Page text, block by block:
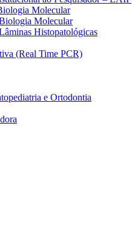
Molecular
Molecular
Histopatológicas
(Real Time PCR)
e Ortodontia